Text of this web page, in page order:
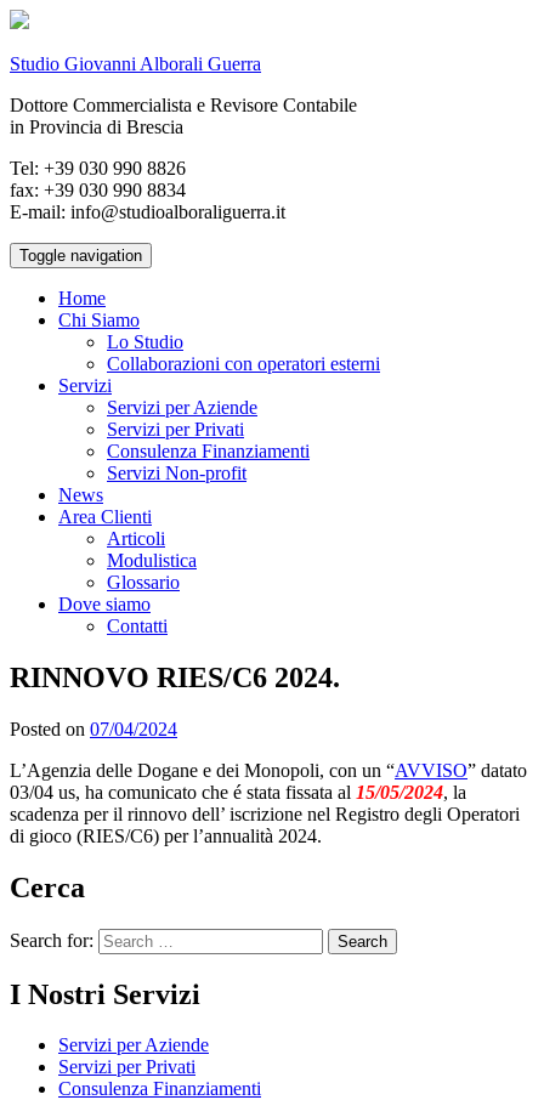
Studio Giovanni Alborali Guerra
Dottore Commercialista e Revisore Contabile
in Provincia di Brescia
Tel: +39 030 990 8826
fax: +39 030 990 8834
E-mail: info@studioalboraliguerra.it
Toggle navigation
Home
Chi Siamo
Lo Studio
Collaborazioni con operatori esterni
Servizi
Servizi per Aziende
Servizi per Privati
Consulenza Finanziamenti
Servizi Non-profit
News
Area Clienti
Articoli
Modulistica
Glossario
Dove siamo
Contatti
RINNOVO RIES/C6 2024.
Posted on 07/04/2024
L’Agenzia delle Dogane e dei Monopoli, con un “AVVISO” datato
03/04 us, ha comunicato che é stata fissata al 15/05/2024, la
scadenza per il rinnovo dell’ iscrizione nel Registro degli Operatori
di gioco (RIES/C6) per l’annualità 2024.
Cerca
Search for:
I Nostri Servizi
Servizi per Aziende
Servizi per Privati
Consulenza Finanziamenti